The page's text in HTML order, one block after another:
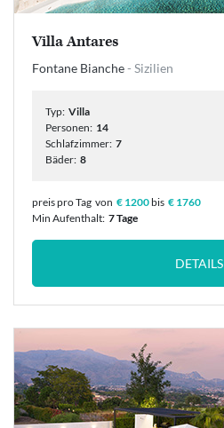
Villa Antares
Fontane Bianche- Sizilien
Typ: Villa
Personen: 14
Schlafzimmer: 7
Bäder: 8
preis pro Tag von € 1200 bis € 1760
Min Aufenthalt: 7 Tage
DETAILS